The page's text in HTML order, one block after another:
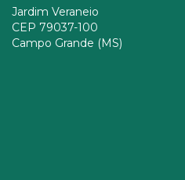
Jardim Veraneio
CEP 79037-100
Campo Grande (MS)